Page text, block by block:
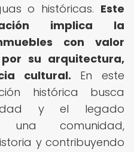
o históricas. Este
implica la
con valor
su arquitectura,
cultural. En este
histórica busca
y el legado
una comunidad,
y contribuyendo